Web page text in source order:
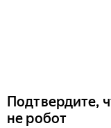
Подтвердите,
не робот